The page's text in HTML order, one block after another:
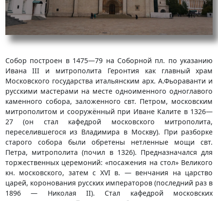
Собор построен в 1475—79 на Соборной пл. по указанию
Ивана III и митрополита Геронтия как главный храм
Московского государства итальянским арх. А.Фьораванти и
русскими мастерами на месте одноименного одноглавого
каменного собора, заложенного свт. Петром, московским
митрополитом и coopужённый при Иване Калите в 1326—
27 (он стал кафедрой московского митрополита,
переселившегося из Владимира в Москву). При разборке
старого собора были обретены нетленные мощи свт.
Петра, митрополита (почил в 1326). Предназначался для
торжественных церемоний: «посажения на стол» Великого
кн. московского, затем с XVI в. — венчания на царство
царей, коронования русских императоров (последний раз в
1896 — Николая II). Стал кафедрой московских